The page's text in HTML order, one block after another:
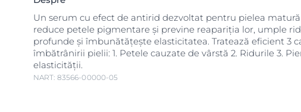
Un serum cu efect de antirid dezvoltat pentru pielea
reduce petele pigmentare și previne reapariția lor, umple
profunde și îmbunătățește elasticitatea. Tratează eficient 3
îmbătrânirii pielii: 1. Petele cauzate de vârstă 2. Ridurile 3.
elasticității.
NART: 83566-00000-05